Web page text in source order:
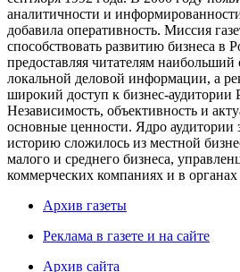
аналитичности и
добавила оперативность. Миссия
способствовать развитию бизнеса в
предоставляя читателям наибольший
локальной деловой информации, а
широкий доступ к бизнес-аудитории
Независимость, объективность и
основные ценности. Ядро
историю сложилось из местной
малого и среднего бизнеса,
коммерческих компаниях и в органах
Архив газеты
Реклама в газете и на сайте
Архив сайта